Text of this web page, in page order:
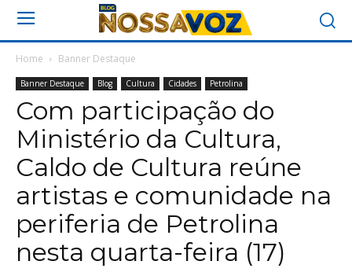
Home Banner Destaque
Banner Destaque Blog Cultura Cidades Petrolina
Com participação do
Ministério da Cultura,
Caldo de Cultura reúne
artistas e comunidade na
periferia de Petrolina
nesta quarta-feira (17)